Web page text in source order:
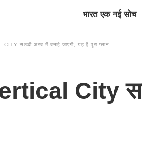
भारत एक नई सोच
CITY सऊदी अरब में बनाई जाएगी, यह है पूरा प्लान
City